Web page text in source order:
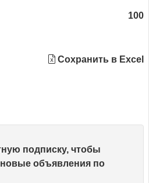
100
Сохранить в Excel
подписку, чтобы
новые объявления по